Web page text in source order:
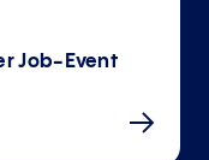
Job-Event